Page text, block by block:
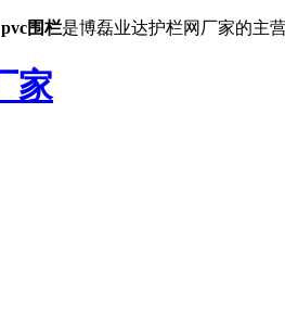
pvc围栏是博磊业达护栏网厂家的主